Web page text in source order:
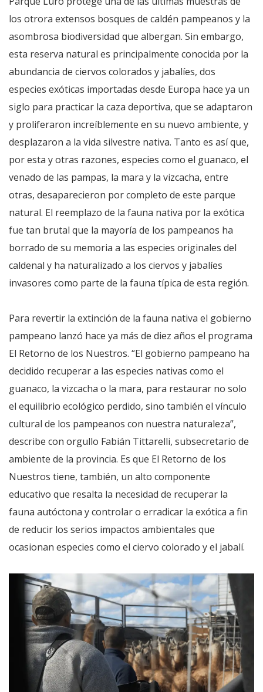
los otrora extensos bosques de caldén pampeanos y la
asombrosa biodiversidad que albergan. Sin embargo,
esta reserva natural es principalmente conocida por la
abundancia de ciervos colorados y jabalíes, dos
especies exóticas importadas desde Europa hace ya un
siglo para practicar la caza deportiva, que se adaptaron
y proliferaron increíblemente en su nuevo ambiente, y
desplazaron a la vida silvestre nativa. Tanto es así que,
por esta y otras razones, especies como el guanaco, el
venado de las pampas, la mara y la vizcacha, entre
otras, desaparecieron por completo de este parque
natural. El reemplazo de la fauna nativa por la exótica
fue tan brutal que la mayoría de los pampeanos ha
borrado de su memoria a las especies originales del
caldenal y ha naturalizado a los ciervos y jabalíes
invasores como parte de la fauna típica de esta región.
Para revertir la extinción de la fauna nativa el gobierno
pampeano lanzó hace ya más de diez años el programa
El Retorno de los Nuestros. “El gobierno pampeano ha
decidido recuperar a las especies nativas como el
guanaco, la vizcacha o la mara, para restaurar no solo
el equilibrio ecológico perdido, sino también el vínculo
cultural de los pampeanos con nuestra naturaleza”,
describe con orgullo Fabián Tittarelli, subsecretario de
ambiente de la provincia. Es que El Retorno de los
Nuestros tiene, también, un alto componente
educativo que resalta la necesidad de recuperar la
fauna autóctona y controlar o erradicar la exótica a fin
de reducir los serios impactos ambientales que
ocasionan especies como el ciervo colorado y el jabalí.